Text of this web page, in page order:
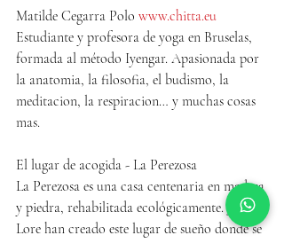
Matilde Cegarra Polo www.chitta.eu
Estudiante y profesora de yoga en Bruselas,
formada al método Iyengar. Apasionada por
la anatomia, la filosofia, el budismo, la
meditacion, la respiracion… y muchas cosas
mas.
El lugar de acogida - La Perezosa
La Perezosa es una casa centenaria en madera
y piedra, rehabilitada ecológicamente. Juan y
Lore han creado este lugar de sueño donde se